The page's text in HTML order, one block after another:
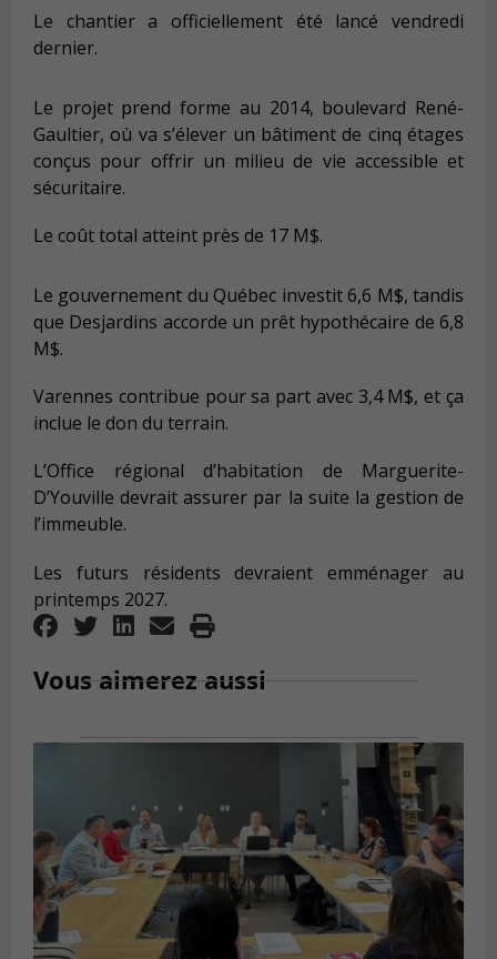
Le chantier a officiellement été lancé vendredi
dernier.
Le projet prend forme au 2014, boulevard René-
Gaultier, où va s’élever un bâtiment de cinq étages
conçus pour offrir un milieu de vie accessible et
sécuritaire.
Le coût total atteint près de 17 M$.
Le gouvernement du Québec investit 6,6 M$, tandis
que Desjardins accorde un prêt hypothécaire de 6,8
M$.
Varennes contribue pour sa part avec 3,4 M$, et ça
inclue le don du terrain.
L’Office régional d’habitation de Marguerite-
D’Youville devrait assurer par la suite la gestion de
l’immeuble.
Les futurs résidents devraient emménager au
printemps 2027.
Vous aimerez aussi